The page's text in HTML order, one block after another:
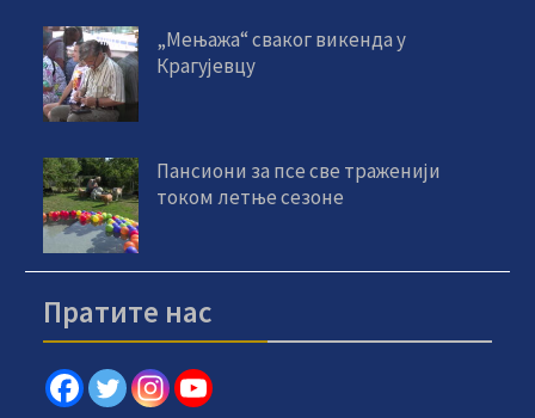
„Мењажа“ сваког викенда у
Крагујевцу
Пансиони за псе све траженији
током летње сезоне
Пратите нас